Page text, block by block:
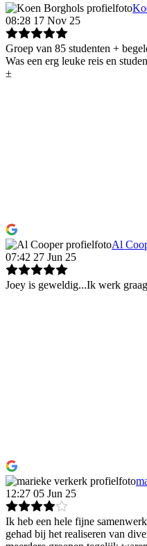
08:28 17 Nov 25
Groep van 85 studenten +
Was een erg leuke reis en
±
Al
07:42 27 Jun 25
Joey is geweldig...Ik werk
12:27 05 Jun 25
Ik heb een hele fijne
gehad bij het realiseren van